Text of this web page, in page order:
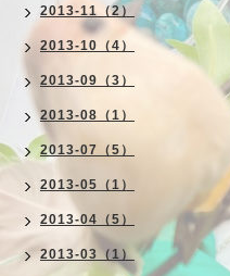
2013-11（2）
2013-10（4）
2013-09（3）
2013-08（1）
2013-07（5）
2013-05（1）
2013-04（5）
2013-03（1）